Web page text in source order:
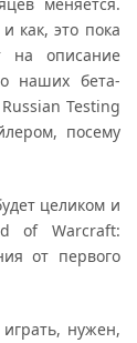
как, это пока
на описание
наших бета-
Testing
посему
целиком и
of Warcraft:
от первого
нужен,